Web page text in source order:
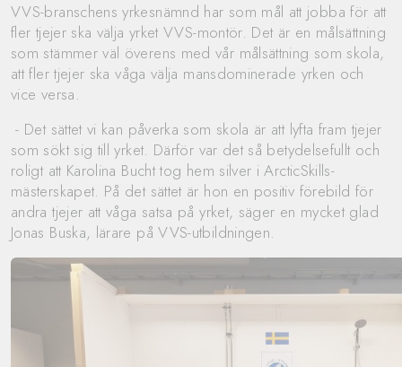
VVS-branschens yrkesnämnd har som mål att jobba för att
fler tjejer ska välja yrket VVS-montör. Det är en målsättning
som stämmer väl överens med vår målsättning som skola,
att fler tjejer ska våga välja mansdominerade yrken och
vice versa.
- Det sättet vi kan påverka som skola är att lyfta fram tjejer
som sökt sig till yrket. Därför var det så betydelsefullt och
roligt att Karolina Bucht tog hem silver i ArcticSkills-
mästerskapet. På det sättet är hon en positiv förebild för
andra tjejer att våga satsa på yrket, säger en mycket glad
Jonas Buska, lärare på VVS-utbildningen.